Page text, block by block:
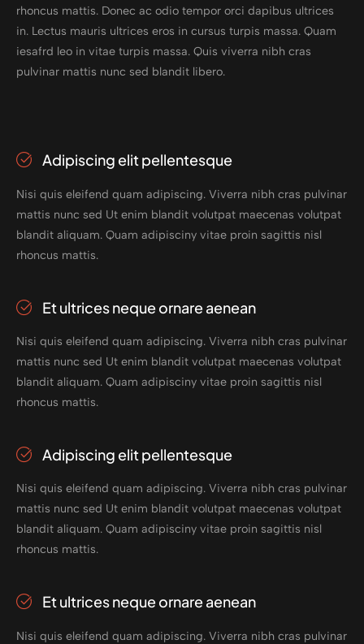
rhoncus mattis. Donec ac odio tempor orci dapibus ultrices
in. Lectus mauris ultrices eros in cursus turpis massa. Quam
iesafrd leo in vitae turpis massa. Quis viverra nibh cras
pulvinar mattis nunc sed blandit libero.
Adipiscing elit pellentesque
Nisi quis eleifend quam adipiscing. Viverra nibh cras pulvinar
mattis nunc sed Ut enim blandit volutpat maecenas volutpat
blandit aliquam. Quam adipisciny vitae proin sagittis nisl
rhoncus mattis.
Et ultrices neque ornare aenean
Nisi quis eleifend quam adipiscing. Viverra nibh cras pulvinar
mattis nunc sed Ut enim blandit volutpat maecenas volutpat
blandit aliquam. Quam adipisciny vitae proin sagittis nisl
rhoncus mattis.
Adipiscing elit pellentesque
Nisi quis eleifend quam adipiscing. Viverra nibh cras pulvinar
mattis nunc sed Ut enim blandit volutpat maecenas volutpat
blandit aliquam. Quam adipisciny vitae proin sagittis nisl
rhoncus mattis.
Et ultrices neque ornare aenean
Nisi quis eleifend quam adipiscing. Viverra nibh cras pulvinar